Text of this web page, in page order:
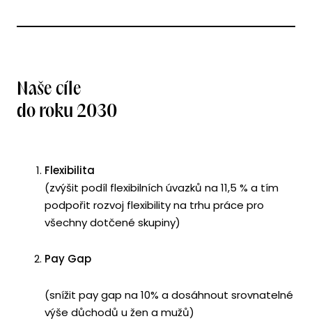
Naše cíle
do roku 2030
Flexibilita
(zvýšit podíl flexibilních úvazků na 11,5 % a tím
podpořit rozvoj flexibility na trhu práce pro
všechny dotčené skupiny)
Pay Gap
(snížit pay gap na 10% a dosáhnout srovnatelné
výše důchodů u žen a mužů)